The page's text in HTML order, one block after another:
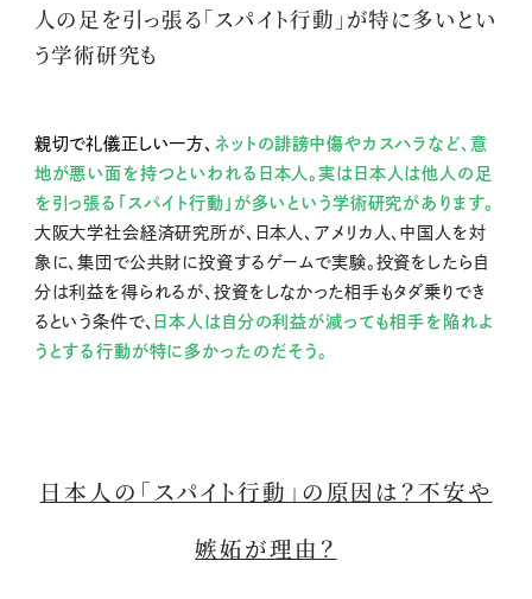
人の足を引っ張る「スパイト行動」が特に多いとい
う学術研究も
親切で礼儀正しい一方、 ネットの誹謗中傷やカスハラなど、意
地が悪い面を持つといわれる日本人。実は日本人は他人の足
を引っ張る「スパイト行動」が多いという学術研究があります。
大阪大学社会経済研究所が、日本人、アメリカ人、中国人を対
象に、集団で公共財に投資するゲームで実験。投資をしたら自
分は利益を得られるが、投資をしなかった相手もタダ乗りでき
るという条件で、 日本人は自分の利益が減っても相手を陥れよ
うとする行動が特に多かったのだそう。
日本人の「スパイト行動」の原因は？不安や
嫉妬が理由？